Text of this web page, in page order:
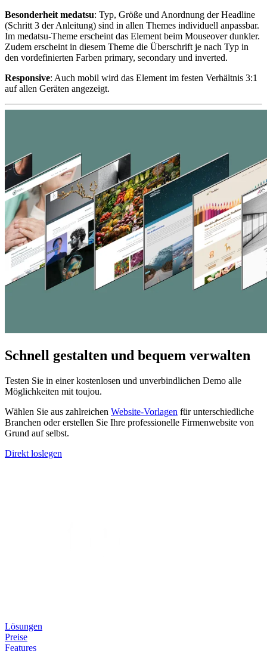
Besonderheit medatsu: Typ, Größe und Anordnung der Headline
(Schritt 3 der Anleitung) sind in allen Themes individuell anpassbar.
Im medatsu-Theme erscheint das Element beim Mouseover dunkler.
Zudem erscheint in diesem Theme die Überschrift je nach Typ in
den vordefinierten Farben primary, secondary und inverted.
Responsive: Auch mobil wird das Element im festen Verhältnis 3:1
auf allen Geräten angezeigt.
Schnell gestalten und bequem verwalten
Testen Sie in einer kostenlosen und unverbindlichen Demo alle
Möglichkeiten mit toujou.
Wählen Sie aus zahlreichen Website-Vorlagen für unterschiedliche
Branchen oder erstellen Sie Ihre professionelle Firmenwebsite von
Grund auf selbst.
Direkt loslegen
Lösungen
Preise
Features